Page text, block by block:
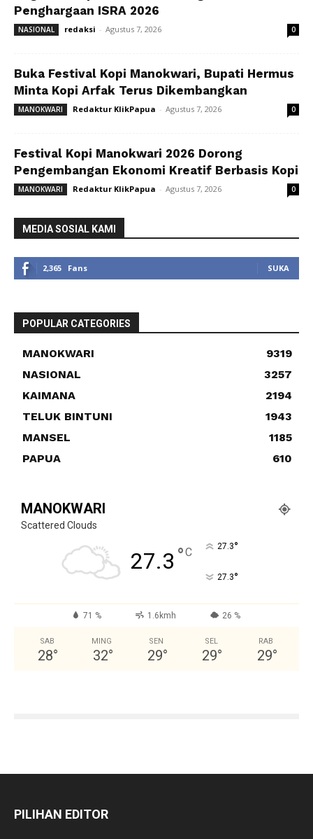
Penghargaan ISRA 2026
NASIONAL redaksi - Agustus 7, 2026 0
Buka Festival Kopi Manokwari, Bupati Hermus
Minta Kopi Arfak Terus Dikembangkan
MANOKWARI Redaktur KlikPapua - Agustus 7, 2026 0
Festival Kopi Manokwari 2026 Dorong
Pengembangan Ekonomi Kreatif Berbasis Kopi
MANOKWARI Redaktur KlikPapua - Agustus 7, 2026 0
MEDIA SOSIAL KAMI
2,365 Fans SUKA
POPULAR CATEGORIES
MANOKWARI
9319
NASIONAL
3257
KAIMANA
2194
TELUK BINTUNI
1943
MANSEL
1185
PAPUA
610
MANOKWARI
Scattered Clouds
27.3 °C 27.3°
27.3°
71 % 1.6kmh 26 %
SAB
28°
MING
32°
SEN
29°
SEL
29°
RAB
29°
PILIHAN EDITOR